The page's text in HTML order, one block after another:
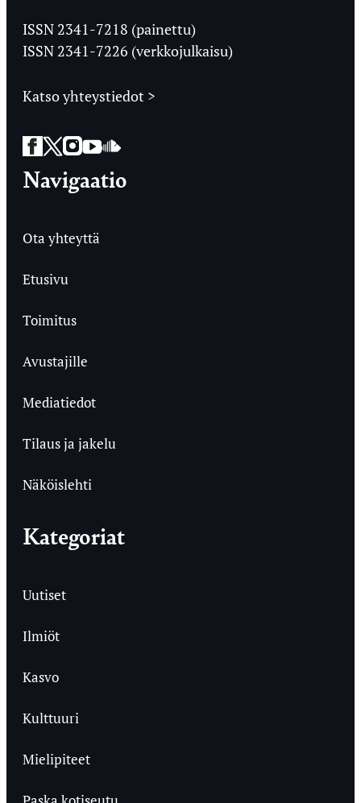
Ylioppilaslehti
ISSN 2341-7218 (painettu)
ISSN 2341-7226 (verkkojulkaisu)
Katso yhteystiedot >
Facebook
Twitter
Instagram
YouTube
SoundCloud
Navigaatio
Ota yhteyttä
Etusivu
Toimitus
Avustajille
Mediatiedot
Tilaus ja jakelu
Näköislehti
Kategoriat
Uutiset
Ilmiöt
Kasvo
Kulttuuri
Mielipiteet